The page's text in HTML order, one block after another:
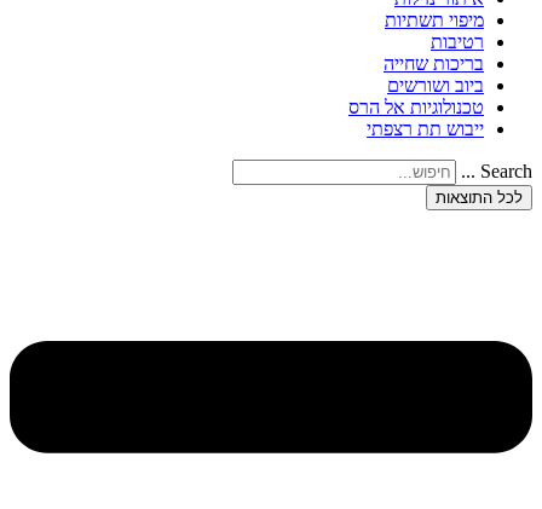
מיפוי תשתיות
רטיבות
בריכות שחייה
ביוב ושורשים
טכנולוגיות אל הרס
ייבוש תת רצפתי
Search ...
לכל התוצאות